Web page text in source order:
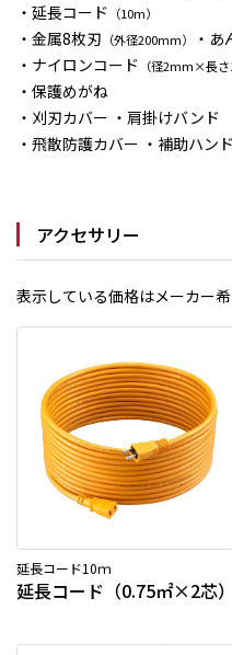
・延長コード （10m）
・金属8枚刃 （外径200mm）
・
・ナイロンコード （径2mm×長さ
・保護めがね
・刈刃カバー ・肩掛けバンド
・飛散防護カバー ・補助ハン
アクセサリー
表示している価格はメーカー
延長コード10ｍ
延長コード（0.75㎡×2芯）